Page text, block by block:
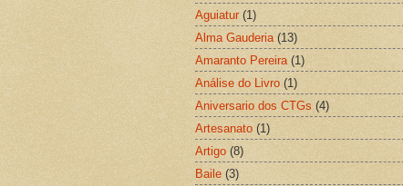
Aguiatur (1)
Alma Gauderia (13)
Amaranto Pereira (1)
Análise do Livro (1)
Aniversario dos CTGs (4)
Artesanato (1)
Artigo (8)
Baile (3)